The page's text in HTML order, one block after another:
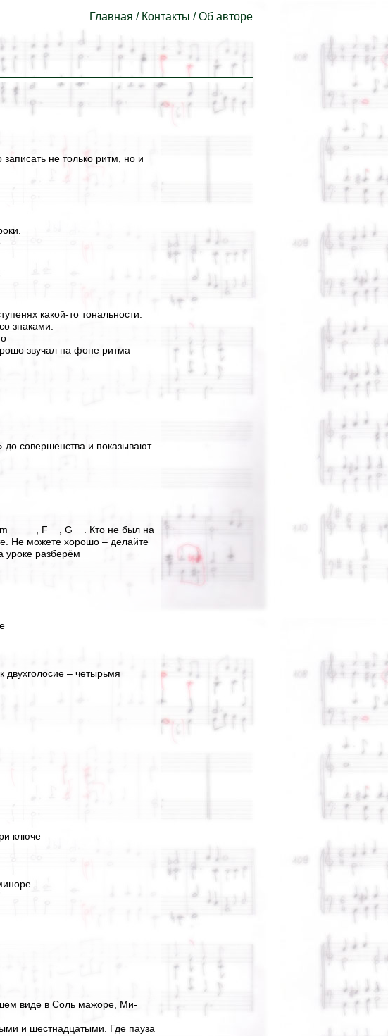
Главная / Контакты /Об авторе
не только ритм, но и
какой-то тональности.
знаками.
звучал на фоне ритма
совершенства и показывают
F__, G__. Кто не был на
Не можете хорошо – делайте
уроке разберём
двухголосие – четырьмя
ключе
виде в Соль мажоре, Ми-
и шестнадцатыми. Где пауза